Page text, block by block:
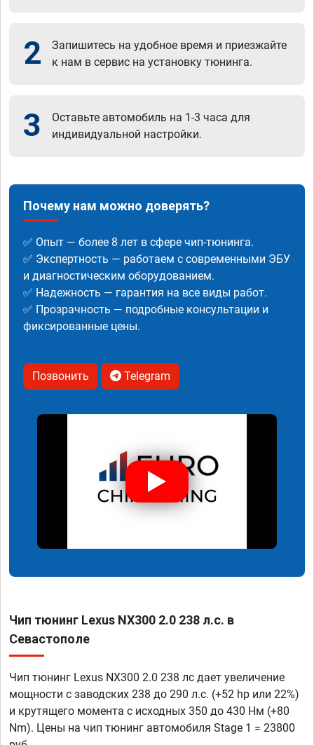
2
Запишитесь на удобное время и приезжайте
к нам в сервис на установку тюнинга.
3
Оставьте автомобиль на 1-3 часа для
индивидуальной настройки.
Почему нам можно доверять?
✅ Опыт — более 8 лет в сфере чип-тюнинга.
✅ Экспертность — работаем с современными ЭБУ
и диагностическим оборудованием.
✅ Надежность — гарантия на все виды работ.
✅ Прозрачность — подробные консультации и
фиксированные цены.
Позвонить Telegram
Чип тюнинг Lexus NX300 2.0 238 л.с. в
Севастополе
Чип тюнинг Lexus NX300 2.0 238 лс дает увеличение
мощности с заводских 238 до 290 л.с. (+52 hp или 22%)
и крутящего момента с исходных 350 до 430 Нм (+80
Nm). Цены на чип тюнинг автомобиля Stage 1 = 23800